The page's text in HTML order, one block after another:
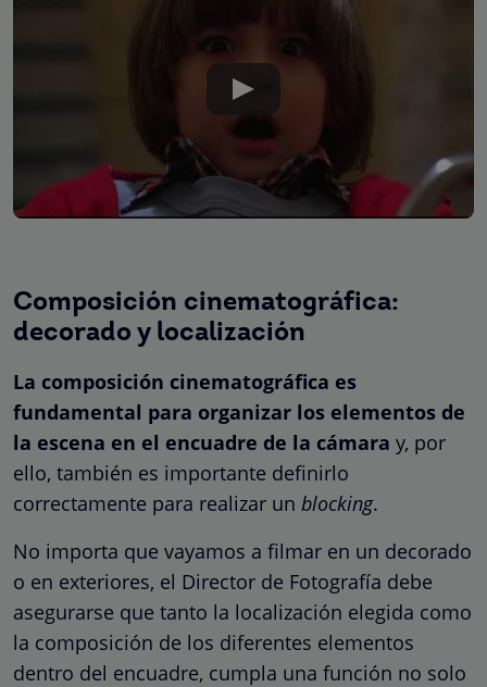
Composición cinematográfica:
decorado y localización
La composición cinematográfica es
fundamental para organizar los elementos de
la escena en el encuadre de la cámara y, por
ello, también es importante definirlo
correctamente para realizar un blocking.
No importa que vayamos a filmar en un decorado
o en exteriores, el Director de Fotografía debe
asegurarse que tanto la localización elegida como
la composición de los diferentes elementos
dentro del encuadre, cumpla una función no solo